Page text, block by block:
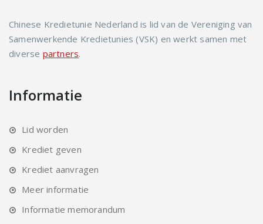
Chinese Kredietunie Nederland is lid van de Vereniging van
Samenwerkende Kredietunies (VSK) en werkt samen met
diverse partners.
Informatie
Lid worden
Krediet geven
Krediet aanvragen
Meer informatie
Informatie memorandum